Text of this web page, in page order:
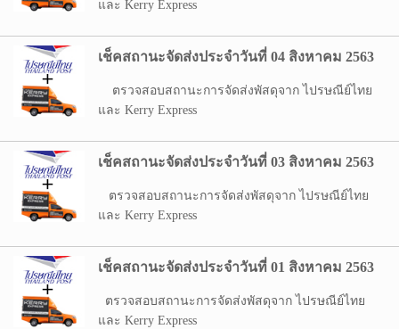
และ Kerry Express
เช็คสถานะจัดส่งประจำวันที่ 04 สิงหาคม 2563
ตรวจสอบสถานะการจัดส่งพัสดุจาก ไปรษณีย์ไทย
และ Kerry Express
เช็คสถานะจัดส่งประจำวันที่ 03 สิงหาคม 2563
ตรวจสอบสถานะการจัดส่งพัสดุจาก ไปรษณีย์ไทย
และ Kerry Express
เช็คสถานะจัดส่งประจำวันที่ 01 สิงหาคม 2563
ตรวจสอบสถานะการจัดส่งพัสดุจาก ไปรษณีย์ไทย
และ Kerry Express